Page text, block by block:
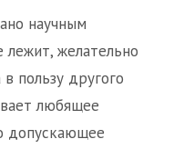
научным
желательно
пользу другого
любящее
допускающее